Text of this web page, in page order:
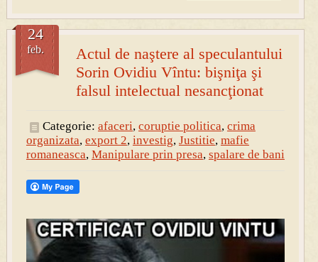
Actul de naştere al speculantului
Sorin Ovidiu Vîntu: bişniţa şi
falsul intelectual nesancţionat
24
feb.
Categorie: afaceri, coruptie politica, crima
organizata, export 2, investig, Justitie, mafie
romaneasca, Manipulare prin presa, spalare de bani